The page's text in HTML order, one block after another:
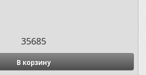
35685
В корзину